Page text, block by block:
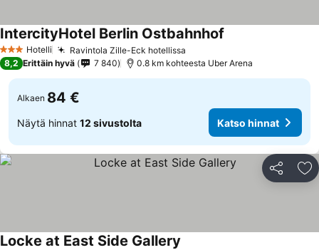
3 Tähtiluokitus
Hotelli Ravintola Zille-Eck hotellissa
IntercityHotel Berlin Ostbahnhof
8,2 Erittäin hyvä 7 840 0.8 km kohteesta Uber Arena
Alkaen 84 €
Näytä hinnat 12 sivustolta Katso hinnat
Jaa
Locke at East Side Gallery